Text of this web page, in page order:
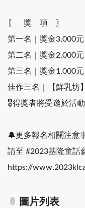
〖 獎 項 〗
第一名｜獎金3,000
第二名｜獎金2,000
第三名｜獎金1,000
佳作三名｜【鮮乳坊
🎖得獎者將受邀於活
🔔更多報名相關注意
請至 #2023基隆童話
https://
圖片列表